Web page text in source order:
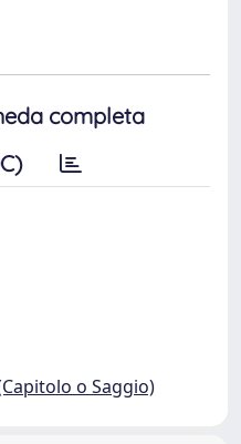
completa
o Saggio)